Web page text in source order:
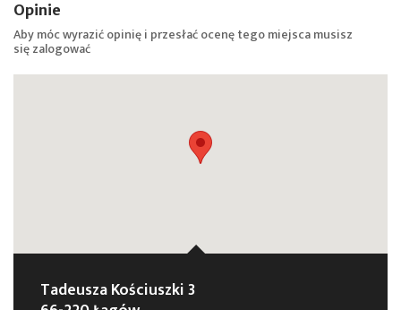
Opinie
Aby móc wyrazić opinię i przesłać ocenę tego miejsca musisz
sięzalogować
Tadeusza Kościuszki 3